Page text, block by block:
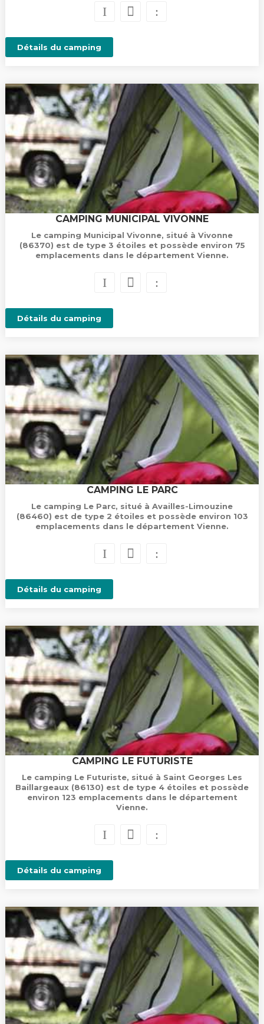
Détails du camping
CAMPING MUNICIPAL VIVONNE
Le camping Municipal Vivonne, situé à Vivonne
(86370) est de type 3 étoiles et possède environ 75
emplacements dans le département Vienne.
Détails du camping
CAMPING LE PARC
Le camping Le Parc, situé à Availles-Limouzine
(86460) est de type 2 étoiles et possède environ 103
emplacements dans le département Vienne.
Détails du camping
CAMPING LE FUTURISTE
Le camping Le Futuriste, situé à Saint Georges Les
Baillargeaux (86130) est de type 4 étoiles et possède
environ 123 emplacements dans le département
Vienne.
Détails du camping